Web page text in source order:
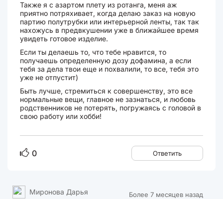
Также я с азартом плету из ротанга, меня аж
приятно потряхивает, когда делаю заказ на новую
партию полутрубки или интерьерной ленты, так так
нахожусь в предвкушении уже в ближайшее время
увидеть готовое изделие.
Если ты делаешь то, что тебе нравится, то
получаешь определенную дозу дофамина, а если
тебя за дела твои еще и похвалили, то все, тебя это
уже не отпустит)
Быть лучше, стремиться к совершенству, это все
нормальные вещи, главное не зазнаться, и любовь
родственников не потерять, погружаясь с головой в
свою работу или хобби!
0 Ответить
Более 7 месяцев назад
Миронова Дарья